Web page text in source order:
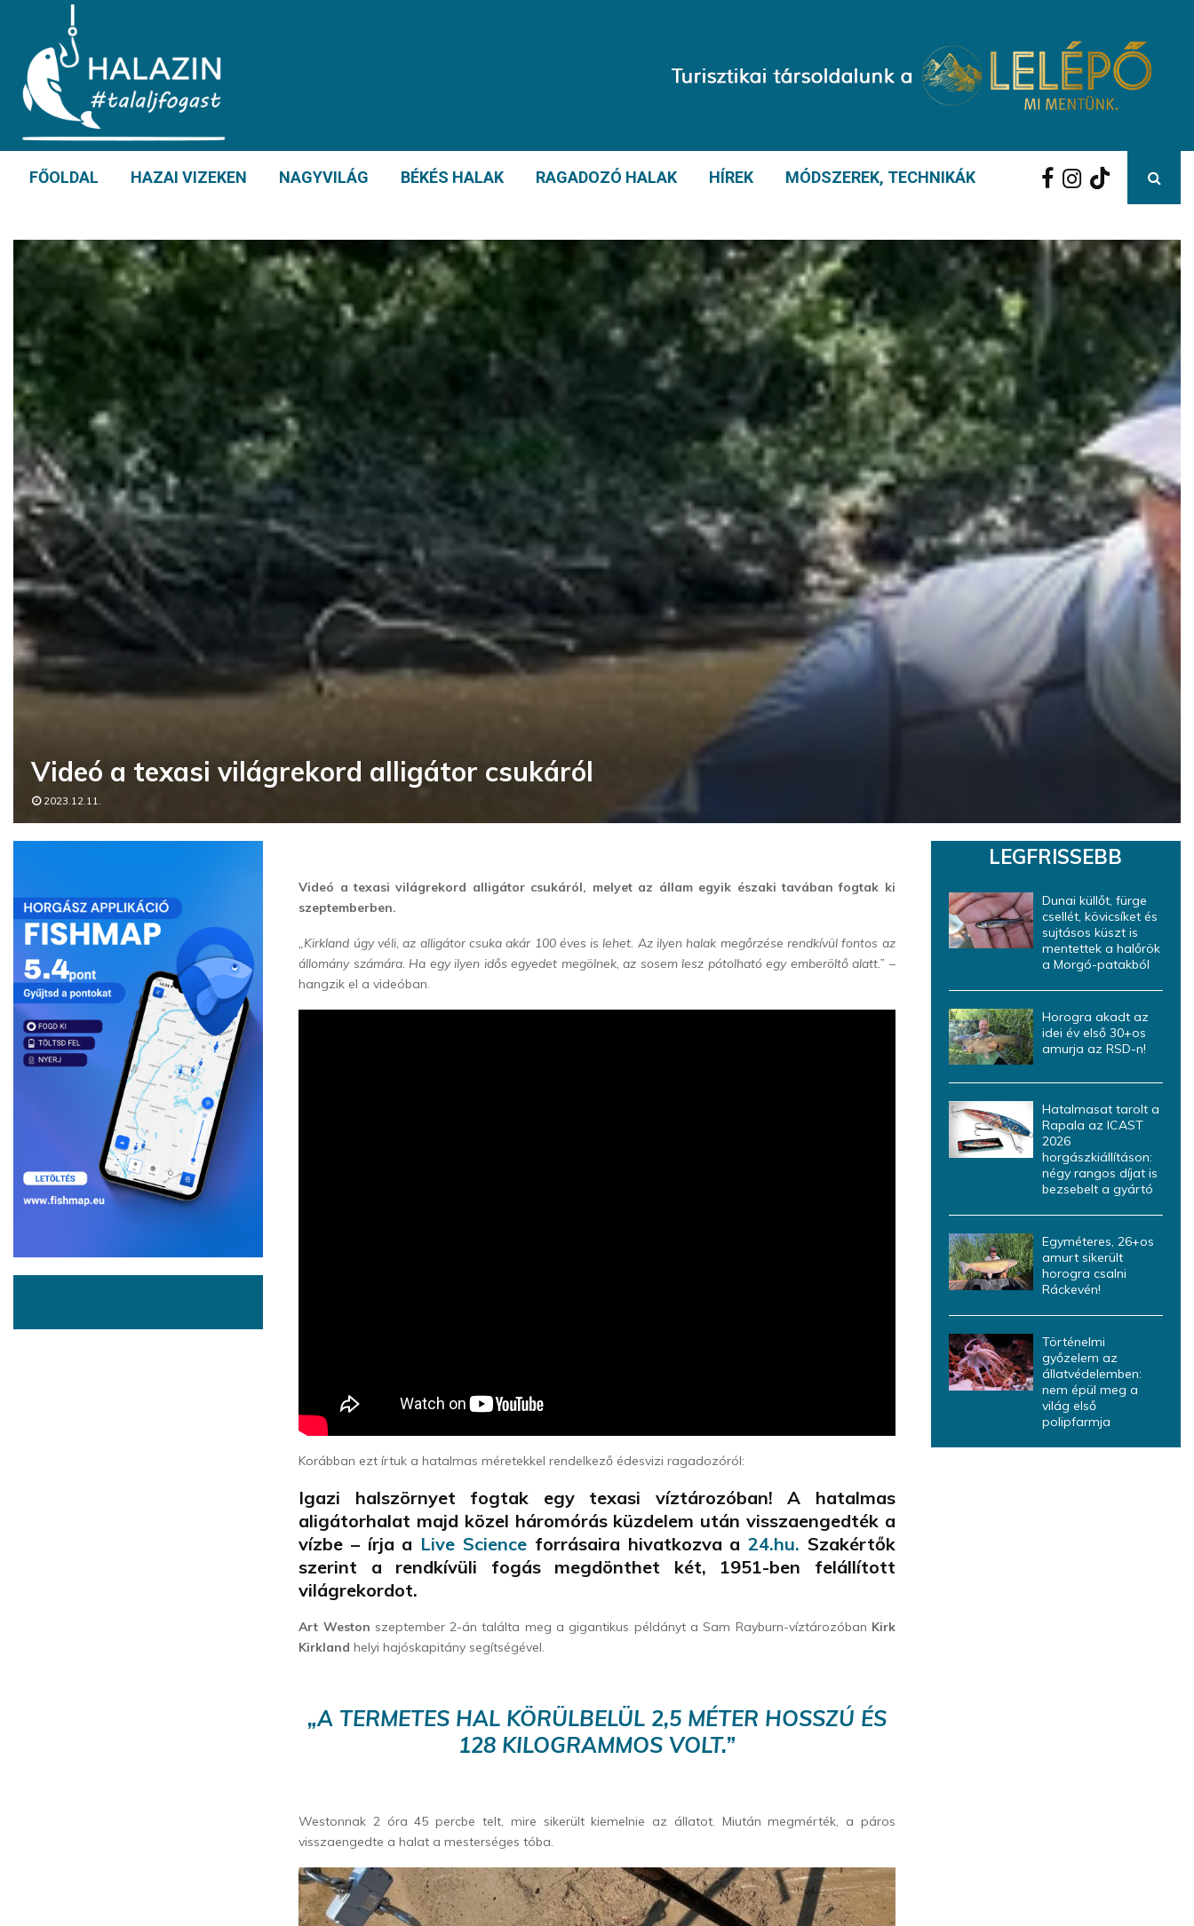
FŐOLDAL HAZAI VIZEKEN NAGYVILÁG BÉKÉS HALAK RAGADOZÓ HALAK HÍREK MÓDSZEREK, TECHNIKÁK
Videó a texasi világrekord alligátor csukáról
2023.12.11.
Videó a texasi világrekord alligátor csukáról, melyet az állam egyik északi tavában fogtak ki
szeptemberben.
„Kirkland úgy véli, az alligátor csuka akár 100 éves is lehet. Az ilyen halak megőrzése rendkívül fontos az
állomány számára. Ha egy ilyen idős egyedet megölnek, az sosem lesz pótolható egy emberöltő alatt.” –
hangzik el a videóban.
Korábban ezt írtuk a hatalmas méretekkel rendelkező édesvizi ragadozóról:
Igazi halszörnyet fogtak egy texasi víztározóban! A hatalmas
aligátorhalat majd közel háromórás küzdelem után visszaengedték a
vízbe – írja a Live Science forrásaira hivatkozva a24.hu. Szakértők
szerint a rendkívüli fogás megdönthet két, 1951-ben felállított
világrekordot.
Art Weston szeptember 2-án találta meg a gigantikus példányt a Sam Rayburn-víztározóban Kirk
Kirkland helyi hajóskapitány segítségével.
„A TERMETES HAL KÖRÜLBELÜL 2,5 MÉTER HOSSZÚ ÉS
128 KILOGRAMMOS VOLT.”
Westonnak 2 óra 45 percbe telt, mire sikerült kiemelnie az állatot. Miután megmérték, a páros
visszaengedte a halat a mesterséges tóba.
LEGFRISSEBB
Dunai küllőt, fürge
csellét, kövicsíket és
sujtásos küszt is
mentettek a halőrök
a Morgó-patakból
Horogra akadt az
idei év első 30+os
amurja az RSD-n!
Hatalmasat tarolt a
Rapala az ICAST
2026
horgászkiállításon:
négy rangos díjat is
bezsebelt a gyártó
Egyméteres, 26+os
amurt sikerült
horogra csalni
Ráckevén!
Történelmi
győzelem az
állatvédelemben:
nem épül meg a
világ első
polipfarmja